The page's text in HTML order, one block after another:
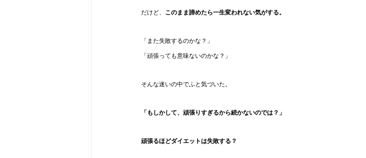
だけど、 このまま諦めたら一生変われない気がする。
「また失敗するのかな？」
「頑張っても意味ないのかな？」
そんな迷いの中でふと気づいた。
「もしかして、頑張りすぎるから続かないのでは？」
頑張るほどダイエットは失敗する？